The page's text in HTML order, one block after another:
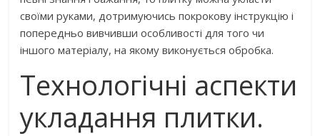
своїми руками, дотримуючись покрокову інструкцію і
попередньо вивчивши особливості для того чи
іншого матеріалу, на якому виконується обробка.
Технологічні аспекти
укладання плитки.